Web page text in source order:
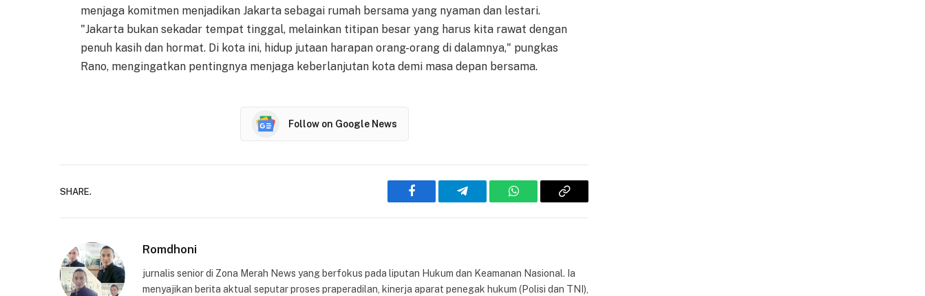
menjaga komitmen menjadikan Jakarta sebagai rumah bersama yang nyaman dan lestari.
"Jakarta bukan sekadar tempat tinggal, melainkan titipan besar yang harus kita rawat dengan
penuh kasih dan hormat. Di kota ini, hidup jutaan harapan orang-orang di dalamnya," pungkas
Rano, mengingatkan pentingnya menjaga keberlanjutan kota demi masa depan bersama.
Follow on Google News
SHARE.
Facebook Telegram WhatsAppCopy
Romdhoni
jurnalis senior di Zona Merah News yang berfokus pada liputan Hukum dan Keamanan Nasional. Ia
menyajikan berita aktual seputar proses praperadilan, kinerja aparat penegak hukum (Polisi dan TNI),